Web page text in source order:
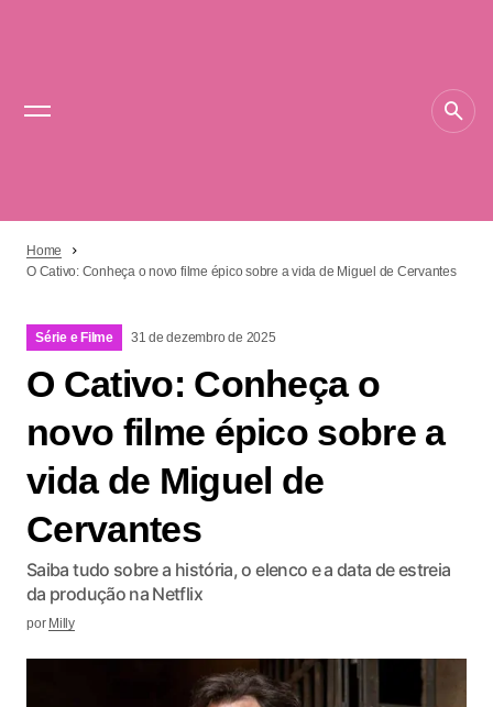
Home
O Cativo: Conheça o novo filme épico sobre a vida de Miguel de Cervantes
Série e Filme 31 de dezembro de 2025
O Cativo: Conheça o
novo filme épico sobre a
vida de Miguel de
Cervantes
Saiba tudo sobre a história, o elenco e a data de estreia
da produção na Netflix
por Milly